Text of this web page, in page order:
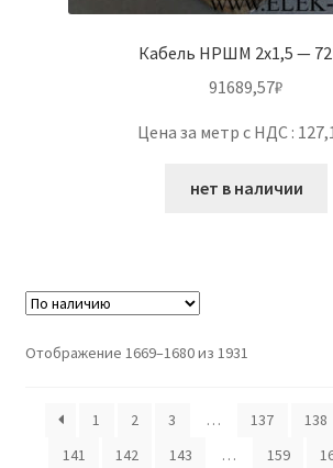
Кабель НРШМ 2х1,5 —
91689,57₽
Цена за метр с НДС :
нет в наличии
Отображение 1669–1680 из 1931
1 2 3 … 137 138
141
142 143 … 159